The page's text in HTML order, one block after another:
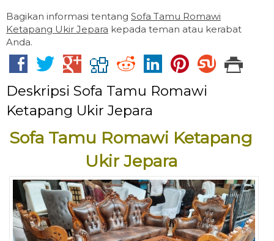
Bagikan informasi tentang Sofa Tamu Romawi
Ketapang Ukir Jepara kepada teman atau kerabat
Anda.
Deskripsi Sofa Tamu Romawi
Ketapang Ukir Jepara
Sofa Tamu Romawi Ketapang
Ukir Jepara